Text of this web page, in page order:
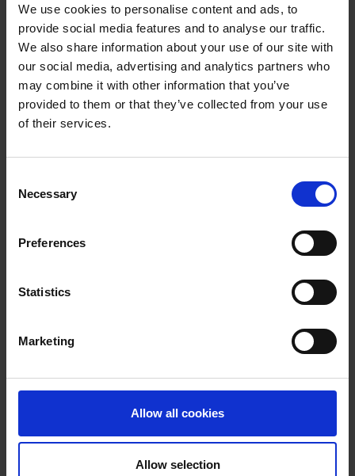
We use cookies to personalise content and ads, to
provide social media features and to analyse our traffic.
We also share information about your use of our site with
our social media, advertising and analytics partners who
may combine it with other information that you’ve
provided to them or that they’ve collected from your use
of their services.
Selection
Necessary
Preferences
Statistics
Marketing
Allow all cookies
Allow selection
8-20 MM VANDRET
540 NEJ
270°
Brochure